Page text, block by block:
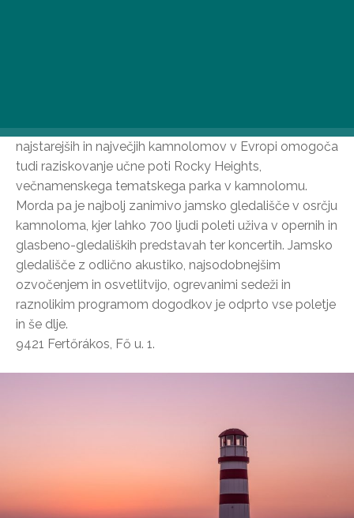
in stebri ter milijoni let staro zgodovino. Eden
najstarejših in največjih kamnolomov v Evropi omogoča
tudi raziskovanje učne poti Rocky Heights,
večnamenskega tematskega parka v kamnolomu.
Morda pa je najbolj zanimivo jamsko gledališče v osrčju
kamnoloma, kjer lahko 700 ljudi poleti uživa v opernih in
glasbeno-gledaliških predstavah ter koncertih. Jamsko
gledališče z odlično akustiko, najsodobnejšim
ozvočenjem in osvetlitvijo, ogrevanimi sedeži in
raznolikim programom dogodkov je odprto vse poletje
in še dlje.
9421 Fertőrákos, Fő u. 1.